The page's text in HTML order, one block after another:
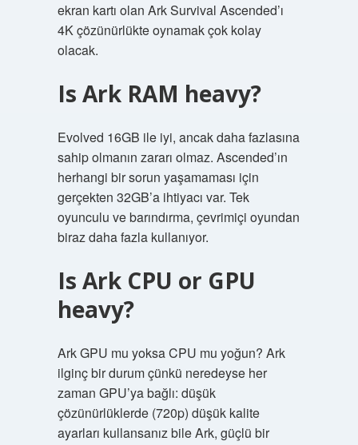
ekran kartı olan Ark Survival Ascended’ı
4K çözünürlükte oynamak çok kolay
olacak.
Is Ark RAM heavy?
Evolved 16GB ile iyi, ancak daha fazlasına
sahip olmanın zararı olmaz. Ascended’ın
herhangi bir sorun yaşamaması için
gerçekten 32GB’a ihtiyacı var. Tek
oyunculu ve barındırma, çevrimiçi oyundan
biraz daha fazla kullanıyor.
Is Ark CPU or GPU
heavy?
Ark GPU mu yoksa CPU mu yoğun? Ark
ilginç bir durum çünkü neredeyse her
zaman GPU’ya bağlı: düşük
çözünürlüklerde (720p) düşük kalite
ayarları kullansanız bile Ark, güçlü bir